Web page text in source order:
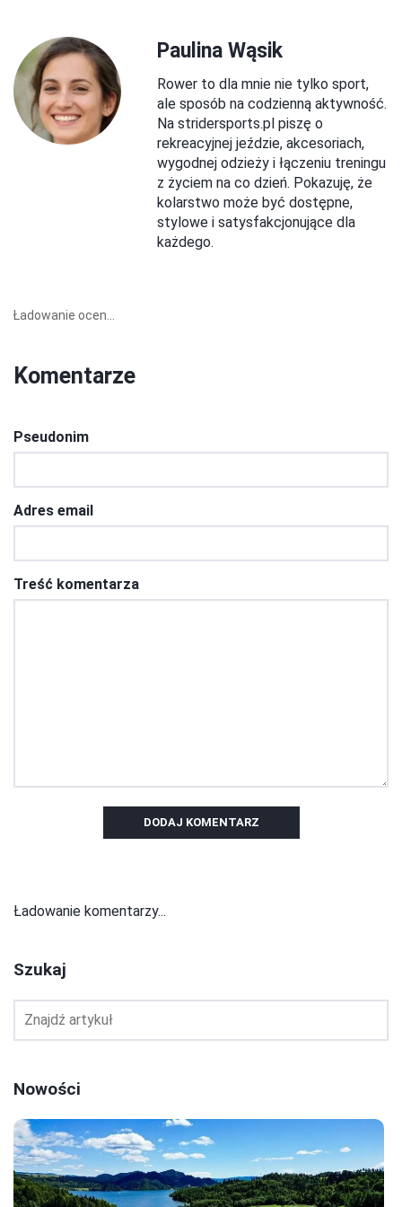
Paulina Wąsik
Rower to dla mnie nie tylko sport,
ale sposób na codzienną aktywność.
Na stridersports.pl piszę o
rekreacyjnej jeździe, akcesoriach,
wygodnej odzieży i łączeniu treningu
z życiem na co dzień. Pokazuję, że
kolarstwo może być dostępne,
stylowe i satysfakcjonujące dla
każdego.
Ładowanie ocen...
Komentarze
Pseudonim
Adres email
Treść komentarza
DODAJ KOMENTARZ
Ładowanie komentarzy...
Szukaj
Nowości